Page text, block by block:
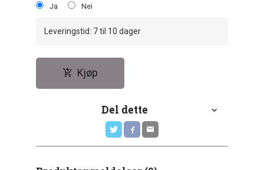
Ja
Nei
Leveringstid: 7 til 10 dager
Kjøp
Del dette